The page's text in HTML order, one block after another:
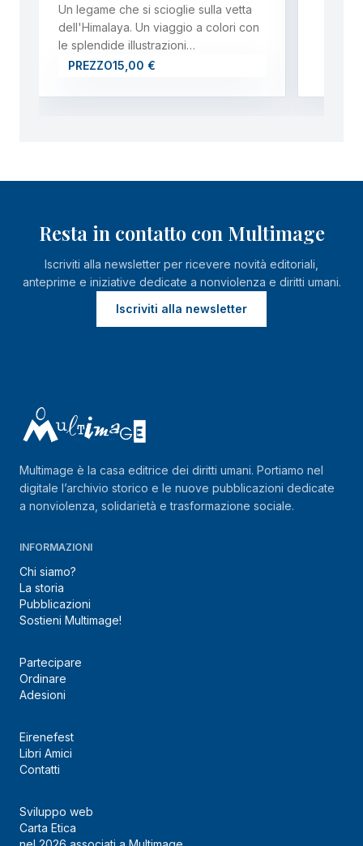
Un legame che si scioglie sulla vetta
dell'Himalaya. Un viaggio a colori con
le splendide illustrazioni…
PREZZO15,00 €
Resta in contatto con Multimage
Iscriviti alla newsletter per ricevere novità editoriali,
anteprime e iniziative dedicate a nonviolenza e diritti umani.
Iscriviti alla newsletter
Multimage è la casa editrice dei diritti umani. Portiamo nel
digitale l’archivio storico e le nuove pubblicazioni dedicate
a nonviolenza, solidarietà e trasformazione sociale.
INFORMAZIONI
Chi siamo?
La storia
Pubblicazioni
Sostieni Multimage!
Partecipare
Ordinare
Adesioni
Eirenefest
Libri Amici
Contatti
Sviluppo web
Carta Etica